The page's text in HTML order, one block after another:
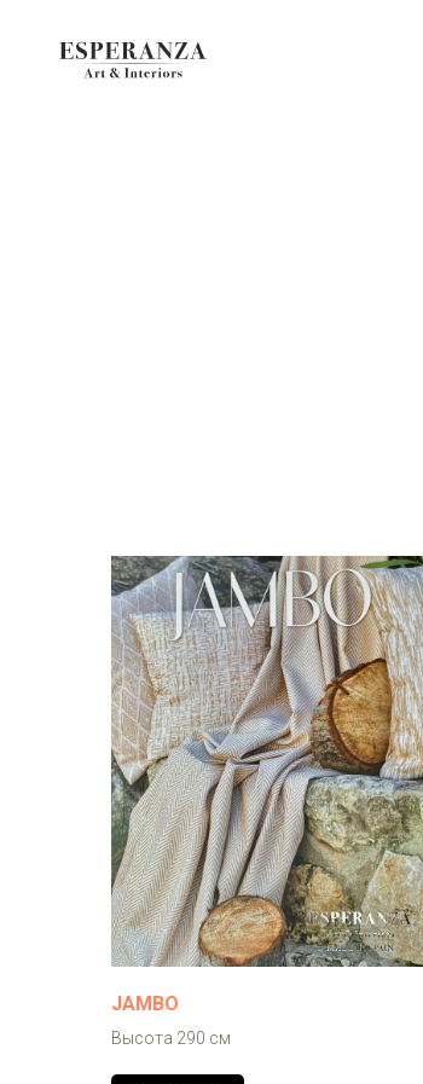
JAMBO
Высота 290 см